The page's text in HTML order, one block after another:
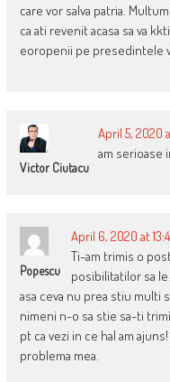
care vor salva patria.
ca ati revenit acasa sa va
eoropenii pe presedintele
Victor Ciutacu
April 5, 2020
am serioase
Popescu
April 6, 2020 at
Ti-am trimis o
posibilitatilor sa
asa ceva nu prea stiu multi
nimeni n-o sa stie sa-ti
pt ca vezi in ce hal am
problema mea.